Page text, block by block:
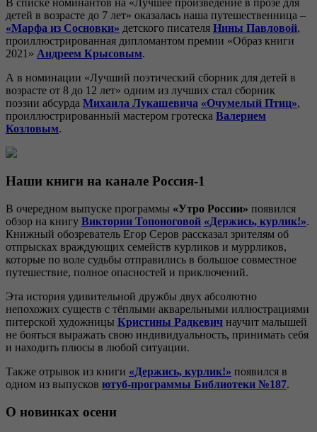
детей в возрасте до 7 лет» оказалась наша путешественница –
«Марфа из Сосновки» детского писателя Нины Павловой,
проиллюстрированная дипломантом премии «Образ книги
2021» Андреем Крысовым.
А в номинации «Лучший поэтический сборник для детей в
возрасте от 8 до 12 лет» одним из лучших стал сборник
поэзии абсурда Михаила Лукашевича «Очумелый Птиц»,
проиллюстрированный мастером гротеска Валерием
Козловым.
Наши книги на канале Россия-1
В очередном выпуске программы «Утро России» появился
обзор на книгу Виктории Топоноговой «Держись, курлик!».
Книжный обозреватель Егор Серов рассказал зрителям об
отпрысках враждующих семейств курликов и муррликов,
которые по воле судьбы отправились в большое совместное
путешествие, полное опасностей и приключений.
Эта история удивительной дружбы двух абсолютно
непохожих существ с тёплыми акварельными иллюстрациями
питерской художницы Кристины Радкевич научит малышей
не бояться выражать свою индивидуальность, принимать себя
и находить плюсы в любой ситуации.
Также отрывок из книги «Держись, курлик!» появился в
одном из выпусков ютуб-программы Библиотеки №187.
О новинках осени